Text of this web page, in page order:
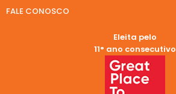
FALE CONOSCO
Eleita pelo
11° ano consecutivo